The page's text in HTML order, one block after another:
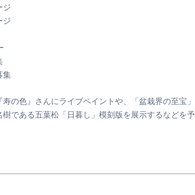
ジ
ジ
集
の色』さんにライブペイントや、「盆栽界の至宝」
である五葉松「日暮し」模刻版を展示するなどを予